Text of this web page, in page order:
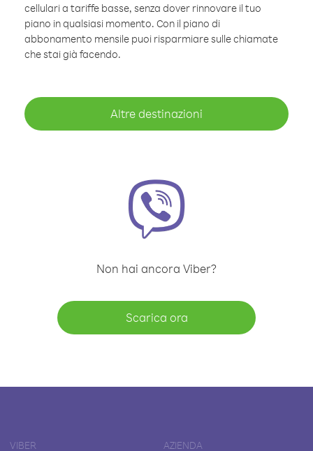
cellulari a tariffe basse, senza dover rinnovare il tuo
piano in qualsiasi momento. Con il piano di
abbonamento mensile puoi risparmiare sulle chiamate
che stai già facendo.
Altre destinazioni
Non hai ancora Viber?
Scarica ora
VIBER AZIENDA